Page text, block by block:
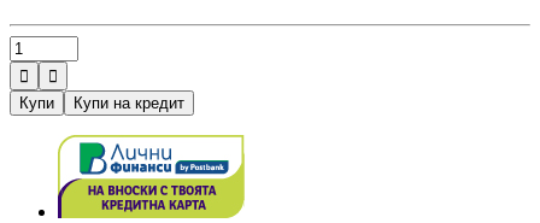


Купи
Купи на кредит